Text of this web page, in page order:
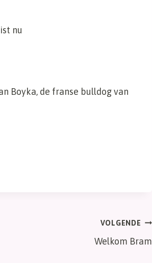
nu
Boyka, de franse bulldog van
VOLGENDE
Welkom Bram